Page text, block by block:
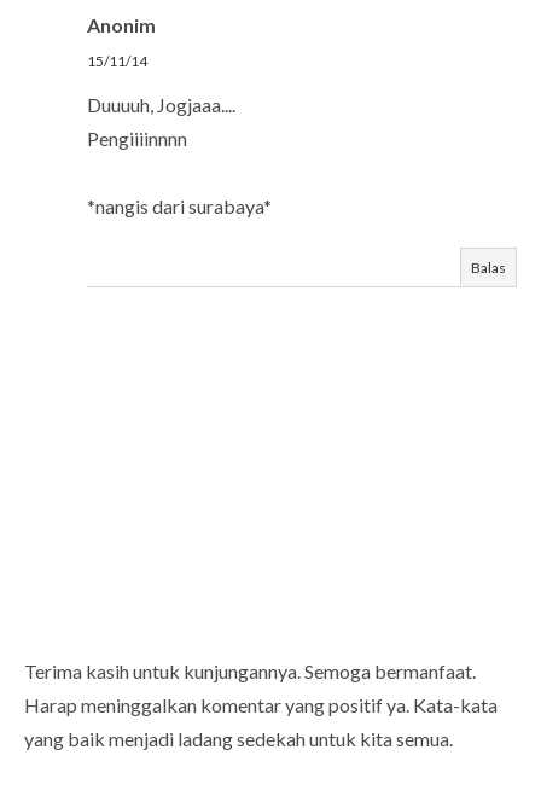
Anonim
15/11/14
Duuuuh, Jogjaaa....
Pengiiiinnnn
*nangis dari surabaya*
Balas
Terima kasih untuk kunjungannya. Semoga bermanfaat.
Harap meninggalkan komentar yang positif ya. Kata-kata
yang baik menjadi ladang sedekah untuk kita semua.